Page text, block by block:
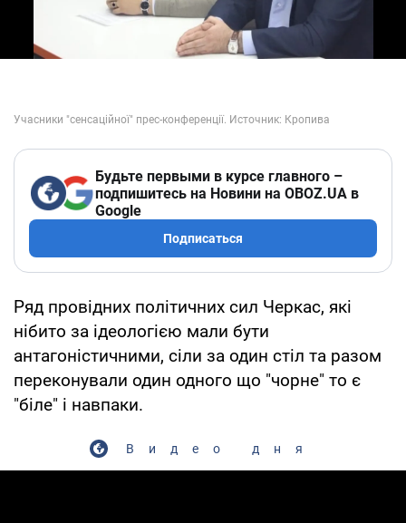
Будьте первыми в курсе главного –
подпишитесь на Новини на OBOZ.UA в
Google
Подписаться
Ряд провідних політичних сил Черкас, які
нібито за ідеологією мали бути
антагоністичними, сіли за один стіл та разом
переконували один одного що "чорне" то є
"біле" і навпаки.
Видео дня